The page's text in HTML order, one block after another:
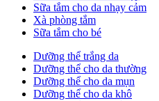
Sữa tắm cho da nhạy cảm
Xà phòng tắm
Sữa tắm cho bé
Dưỡng thể trắng da
Dưỡng thể cho da thường
Dưỡng thể cho da mụn
Dưỡng thể cho da khô